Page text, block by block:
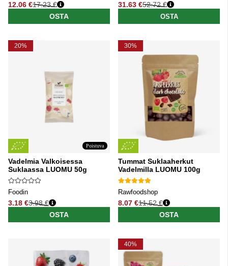
12.06 €
Normaali hinta
17.23 €
OSTA
31.63 €
Normaali hinta
52.72 €
OSTA
20%
Poistuva
Vadelmia Valkoisessa
Suklaassa LUOMU 50g
Foodin
3.18 €
Normaali hinta
3.98 €
OSTA
30%
Tummat Suklaaherkut
Vadelmilla LUOMU 100g
Rawfoodshop
8.07 €
Normaali hinta
11.52 €
OSTA
40%